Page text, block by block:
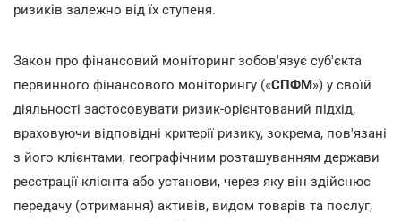
ризиків залежно від їх ступеня.
Закон про фінансовий моніторинг зобов'язує суб'єкта
первинного фінансового моніторингу («СПФМ») у своїй
діяльності застосовувати ризик-орієнтований підхід,
враховуючи відповідні критерії ризику, зокрема, пов'язані
з його клієнтами, географічним розташуванням держави
реєстрації клієнта або установи, через яку він здійснює
передачу (отримання) активів, видом товарів та послуг,